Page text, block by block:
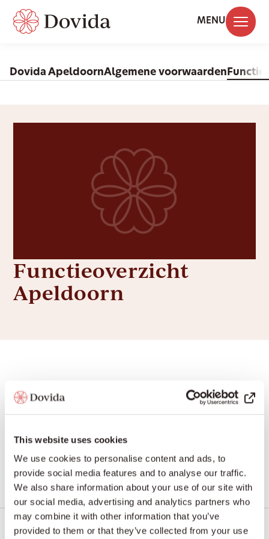
This website uses cookies
We use cookies to personalise content and ads, to
provide social media features and to analyse our traffic.
We also share information about your use of our site with
our social media, advertising and analytics partners who
may combine it with other information that you’ve
provided to them or that they’ve collected from your use
MENU
Dovida ApeldoornAlgemene voorwaarden
Functieoverzicht
Apeldoorn
Caregiver
Bekijk de vacature